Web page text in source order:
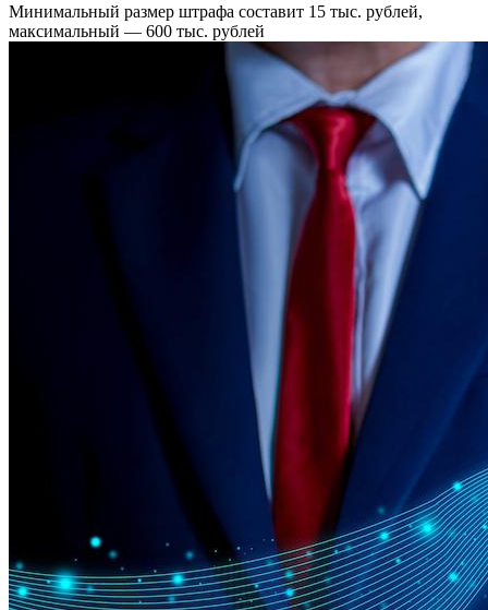
Минимальный размер штрафа составит 15 тыс. рублей,
максимальный — 600 тыс. рублей